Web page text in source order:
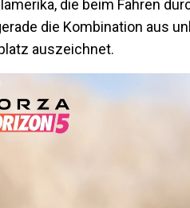
die beim Fahren
die Kombination aus
auszeichnet.